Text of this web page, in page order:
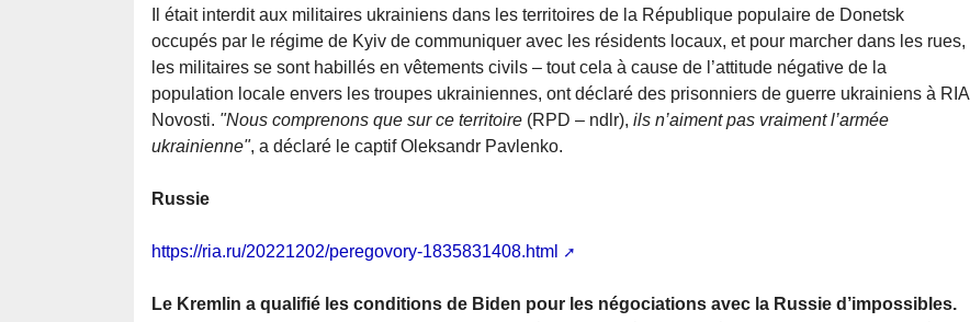
Il était interdit aux militaires ukrainiens dans les territoires de la République populaire de Donetsk
occupés par le régime de Kyiv de communiquer avec les résidents locaux, et pour marcher dans les rues,
les militaires se sont habillés en vêtements civils – tout cela à cause de l’attitude négative de la
population locale envers les troupes ukrainiennes, ont déclaré des prisonniers de guerre ukrainiens à RIA
Novosti. "Nous comprenons que sur ce territoire (RPD – ndlr), ils n’aiment pas vraiment l’armée
ukrainienne", a déclaré le captif Oleksandr Pavlenko.
Russie
https://ria.ru/20221202/peregovory-1835831408.html
Le Kremlin a qualifié les conditions de Biden pour les négociations avec la Russie d’impossibles.